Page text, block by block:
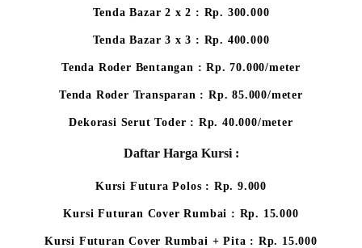
Tenda Bazar 2 x 2 : Rp. 300.000
Tenda Bazar 3 x 3 : Rp. 400.000
Tenda Roder Bentangan : Rp. 70.000/meter
Tenda Roder Transparan : Rp. 85.000/meter
Dekorasi Serut Toder : Rp. 40.000/meter
Daftar Harga Kursi :
Kursi Futura Polos : Rp. 9.000
Kursi Futuran Cover Rumbai : Rp. 15.000
Kursi Futuran Cover Rumbai + Pita : Rp. 15.000